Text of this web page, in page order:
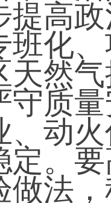
提高
班化
天然
守质
、动
定。
做法